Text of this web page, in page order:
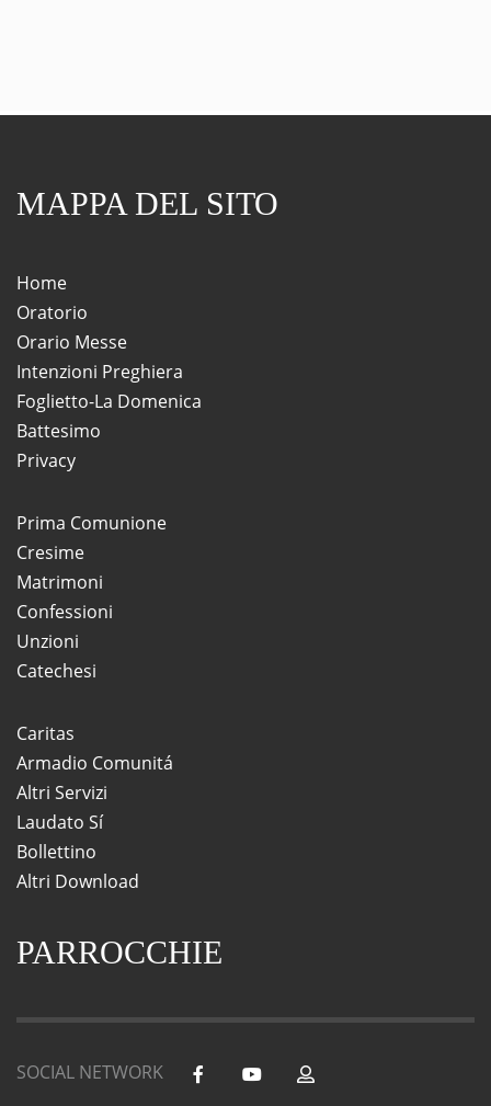
MAPPA DEL SITO
Home
Oratorio
Orario Messe
Intenzioni Preghiera
Foglietto-La Domenica
Battesimo
Privacy
Prima Comunione
Cresime
Matrimoni
Confessioni
Unzioni
Catechesi
Caritas
Armadio Comunitá
Altri Servizi
Laudato Sí
Bollettino
Altri Download
PARROCCHIE
SOCIAL NETWORK